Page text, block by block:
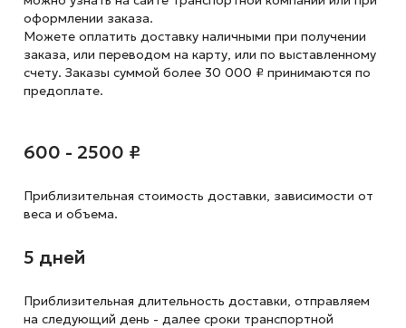
оформлении заказа.
Можете оплатить доставку наличными при получении
заказа, или переводом на карту, или по выставленному
счету. Заказы суммой более 30 000 ₽ принимаются по
предоплате.
600 - 2500 ₽
Приблизительная стоимость доставки, зависимости от
веса и объема.
5 дней
Приблизительная длительность доставки, отправляем
на следующий день - далее сроки транспортной